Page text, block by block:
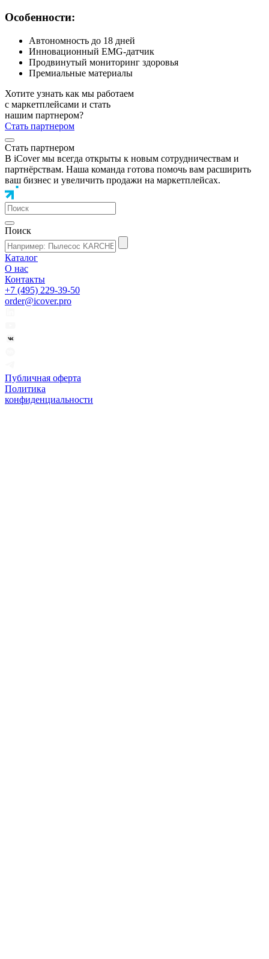
Особенности:
Автономность до 18 дней
Инновационный EMG-датчик
Продвинутый мониторинг здоровья
Премиальные материалы
Хотите узнать как мы работаем
с маркетплейсами и стать
нашим партнером?
Стать партнером
Стать партнером
В iCover мы всегда открыты к новым сотрудничествам и
партнёрствам. Наша команда готова помочь вам расширить
ваш бизнес и увеличить продажи на маркетплейсах.
Поиск
Каталог
О нас
Контакты
+7 (495) 229-39-50
order@icover.pro
Публичная оферта
Политика
конфиденциальности